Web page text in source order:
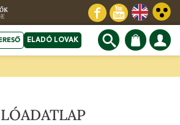
ELADÓ LOVAK
LÓADATLAP